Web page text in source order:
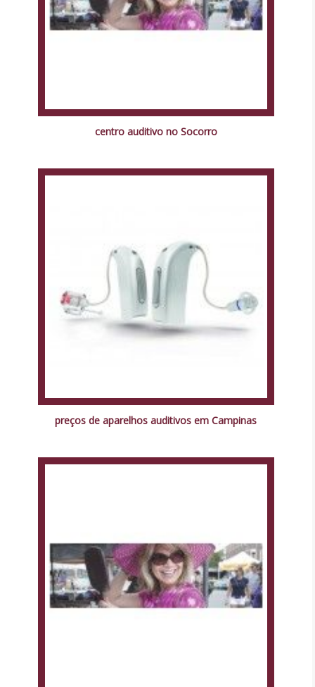
centro auditivo no Socorro
preços de aparelhos auditivos em Campinas